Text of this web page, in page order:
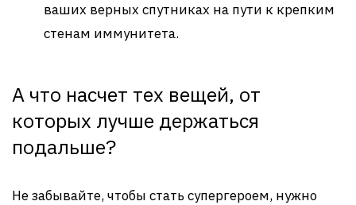
ваших верных спутниках на пути к крепким
стенам иммунитета.
А что насчет тех вещей, от
которых лучше держаться
подальше?
Не забывайте, чтобы стать супергероем, нужно